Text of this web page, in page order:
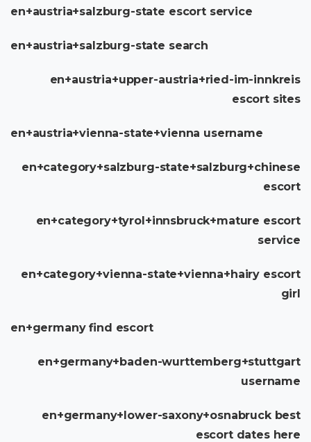
en+austria+salzburg-state escort service
en+austria+salzburg-state search
en+austria+upper-austria+ried-im-innkreis
escort sites
en+austria+vienna-state+vienna username
en+category+salzburg-state+salzburg+chinese
escort
en+category+tyrol+innsbruck+mature escort
service
en+category+vienna-state+vienna+hairy escort
girl
en+germany find escort
en+germany+baden-wurttemberg+stuttgart
username
en+germany+lower-saxony+osnabruck best
escort dates here